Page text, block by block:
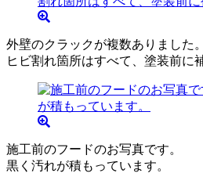
外壁のクラックが複数ありました。
ヒビ割れ箇所はすべて、塗装前に
施工前のフードのお写真です。
黒く汚れが積もっています。